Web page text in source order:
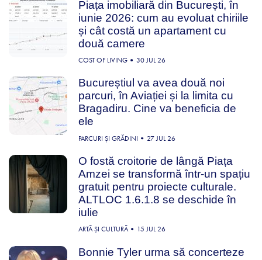
Piața imobiliară din București, în
iunie 2026: cum au evoluat chiriile
și cât costă un apartament cu
două camere
COST OF LIVING 30 JUL 26
Bucureștiul va avea două noi
parcuri, în Aviației și la limita cu
Bragadiru. Cine va beneficia de
ele
PARCURI ȘI GRĂDINI 27 JUL 26
O fostă croitorie de lângă Piața
Amzei se transformă într-un spațiu
gratuit pentru proiecte culturale.
ALTLOC 1.6.1.8 se deschide în
iulie
ARTĂ ȘI CULTURĂ 15 JUL 26
Bonnie Tyler urma să concerteze